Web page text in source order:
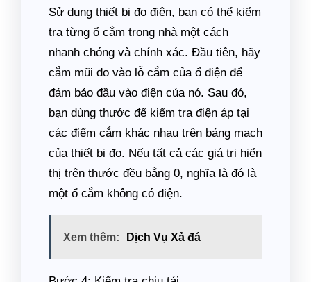
Sử dụng thiết bị đo điện, bạn có thể kiểm
tra từng ổ cắm trong nhà một cách
nhanh chóng và chính xác. Đầu tiên, hãy
cắm mũi đo vào lỗ cắm của ổ điện để
đảm bảo đầu vào điện của nó. Sau đó,
bạn dùng thước để kiểm tra điện áp tại
các điểm cắm khác nhau trên bảng mạch
của thiết bị đo. Nếu tất cả các giá trị hiển
thị trên thước đều bằng 0, nghĩa là đó là
một ổ cắm không có điện.
Xem thêm: Dịch Vụ Xả đá